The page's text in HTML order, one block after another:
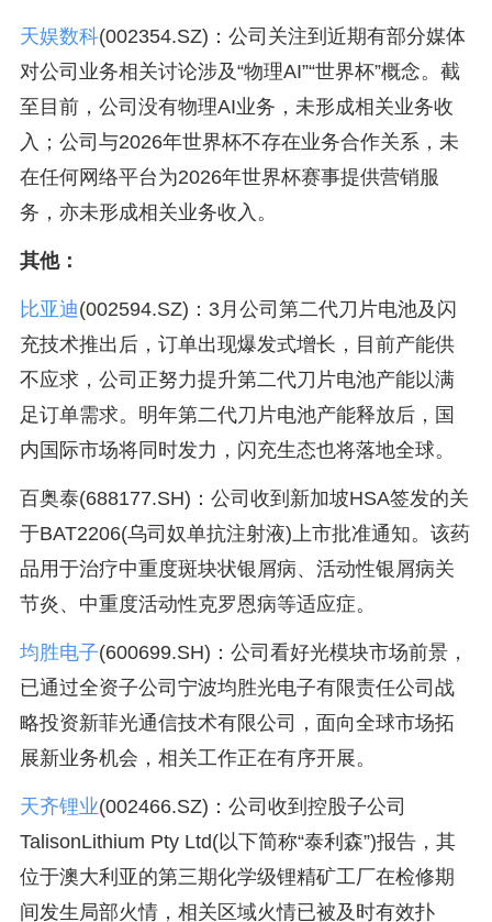
天娱数科(002354.SZ)：公司关注到近期有部分媒体
对公司业务相关讨论涉及“物理AI”“世界杯”概念。截
至目前，公司没有物理AI业务，未形成相关业务收
入；公司与2026年世界杯不存在业务合作关系，未
在任何网络平台为2026年世界杯赛事提供营销服
务，亦未形成相关业务收入。
其他：
比亚迪(002594.SZ)：3月公司第二代刀片电池及闪
充技术推出后，订单出现爆发式增长，目前产能供
不应求，公司正努力提升第二代刀片电池产能以满
足订单需求。明年第二代刀片电池产能释放后，国
内国际市场将同时发力，闪充生态也将落地全球。
百奥泰(688177.SH)：公司收到新加坡HSA签发的关
于BAT2206(乌司奴单抗注射液)上市批准通知。该药
品用于治疗中重度斑块状银屑病、活动性银屑病关
节炎、中重度活动性克罗恩病等适应症。
均胜电子(600699.SH)：公司看好光模块市场前景，
已通过全资子公司宁波均胜光电子有限责任公司战
略投资新菲光通信技术有限公司，面向全球市场拓
展新业务机会，相关工作正在有序开展。
天齐锂业(002466.SZ)：公司收到控股子公司
TalisonLithium Pty Ltd(以下简称“泰利森”)报告，其
位于澳大利亚的第三期化学级锂精矿工厂在检修期
间发生局部火情，相关区域火情已被及时有效扑